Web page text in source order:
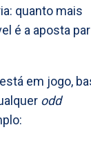
quanto mais
é a aposta
em jogo,
odd